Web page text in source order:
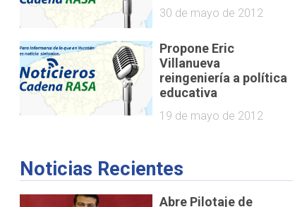
30 de mayo de 2012
Propone Eric
Villanueva
reingeniería a política
educativa
19 de mayo de 2012
Noticias Recientes
Abre Pilotaje de